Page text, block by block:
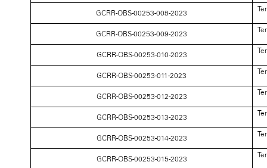
GCRR-OBS-00253-008-2023
GCRR-OBS-00253-009-2023
GCRR-OBS-00253-010-2023
GCRR-OBS-00253-011-2023
GCRR-OBS-00253-012-2023
GCRR-OBS-00253-013-2023
GCRR-OBS-00253-014-2023
GCRR-OBS-00253-015-2023